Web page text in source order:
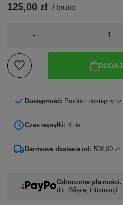
125,00 zł / brutto
-
Dostępność: Produkt dostępny
Czas wysyłki: 4 dni
Darmowa dostawa od: 500,00 zł
Odroczone płatności.
dni. Więcej informacji.